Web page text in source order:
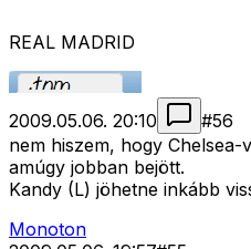
REAL MADRID
2009.05.06. 20:10 #56
nem hiszem, hogy
amúgy jobban bejött.
Kandy (L) jöhetne inkább
Monoton